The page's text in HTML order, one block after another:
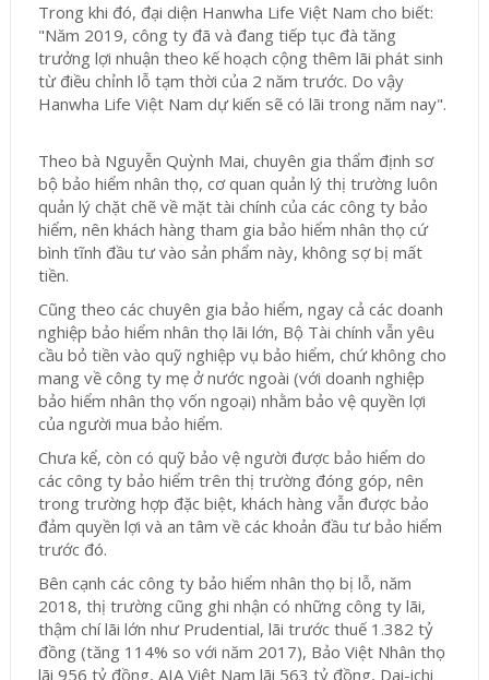
Trong khi đó, đại diện Hanwha Life Việt Nam cho biết:
"Năm 2019, công ty đã và đang tiếp tục đà tăng
trưởng lợi nhuận theo kế hoạch cộng thêm lãi phát sinh
từ điều chỉnh lỗ tạm thời của 2 năm trước. Do vậy
Hanwha Life Việt Nam dự kiến sẽ có lãi trong năm nay".
Theo bà Nguyễn Quỳnh Mai, chuyên gia thẩm định sơ
bộ bảo hiểm nhân thọ, cơ quan quản lý thị trường luôn
quản lý chặt chẽ về mặt tài chính của các công ty bảo
hiểm, nên khách hàng tham gia bảo hiểm nhân thọ cứ
bình tĩnh đầu tư vào sản phẩm này, không sợ bị mất
tiền.
Cũng theo các chuyên gia bảo hiểm, ngay cả các doanh
nghiệp bảo hiểm nhân thọ lãi lớn, Bộ Tài chính vẫn yêu
cầu bỏ tiền vào quỹ nghiệp vụ bảo hiểm, chứ không cho
mang về công ty mẹ ở nước ngoài (với doanh nghiệp
bảo hiểm nhân thọ vốn ngoại) nhằm bảo vệ quyền lợi
của người mua bảo hiểm.
Chưa kể, còn có quỹ bảo vệ người được bảo hiểm do
các công ty bảo hiểm trên thị trường đóng góp, nên
trong trường hợp đặc biệt, khách hàng vẫn được bảo
đảm quyền lợi và an tâm về các khoản đầu tư bảo hiểm
trước đó.
Bên cạnh các công ty bảo hiểm nhân thọ bị lỗ, năm
2018, thị trường cũng ghi nhận có những công ty lãi,
thậm chí lãi lớn như Prudential, lãi trước thuế 1.382 tỷ
đồng (tăng 114% so với năm 2017), Bảo Việt Nhân thọ
lãi 956 tỷ đồng, AIA Việt Nam lãi 563 tỷ đồng, Dai-ichi